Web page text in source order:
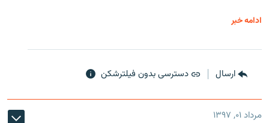
ادامه خبر
ارسال دسترسی بدون فیلترشکن
مرداد ۰۱, ۱۳۹۷